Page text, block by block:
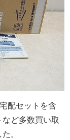
配セットを含
ど多数買い取
。